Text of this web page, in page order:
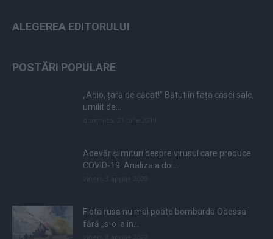
ALEGEREA EDITORULUI
POSTĂRI POPULARE
„Adio, țară de căcat!” Bătut în fața casei sale,
umilit de...
Adevăr și mituri despre virusul care produce
COVID-19. Analiza a doi...
Flota rusă nu mai poate bombarda Odessa
fără „s-o ia în...